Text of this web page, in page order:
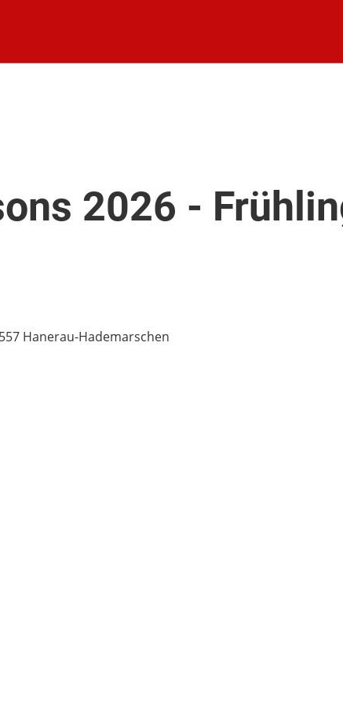
2026 -
Hanerau-Hademarschen